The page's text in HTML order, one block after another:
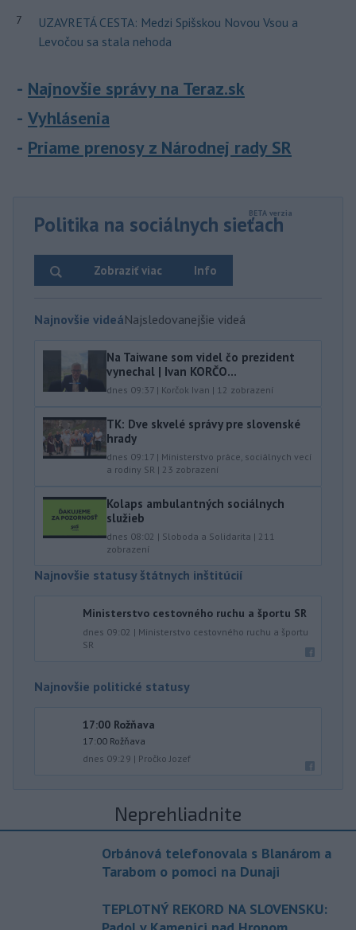
7
UZAVRETÁ CESTA: Medzi Spišskou Novou Vsou a
Levočou sa stala nehoda
Najnovšie správy na Teraz.sk
Vyhlásenia
Priame prenosy z Národnej rady SR
Politika na sociálnych sieťach
Info
Zobraziť viac
Najnovšie videáNajsledovanejšie videá
Na Taiwane som videl čo prezident
vynechal | Ivan KORČO...
dnes 09:37 | Korčok Ivan | 12 zobrazení
TK: Dve skvelé správy pre slovenské
hrady
dnes 09:17 | Ministerstvo práce, sociálnych vecí
a rodiny SR | 23 zobrazení
Kolaps ambulantných sociálnych
služieb
dnes 08:02 | Sloboda a Solidarita | 211
zobrazení
Najnovšie statusy štátnych inštitúcií
Ministerstvo cestovného ruchu a športu SR
dnes 09:02 | Ministerstvo cestovného ruchu a športu
SR
Najnovšie politické statusy
17:00 Rožňava
17:00 Rožňava
dnes 09:29 | Pročko Jozef
Neprehliadnite
Orbánová telefonovala s Blanárom a
Tarabom o pomoci na Dunaji
TEPLOTNÝ REKORD NA SLOVENSKU: